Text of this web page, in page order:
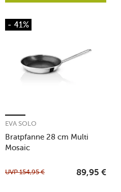
- 41%
Bratpfanne 28 cm Multi
Mosaic
EVA SOLO
UVP154,95 € 89,95 €